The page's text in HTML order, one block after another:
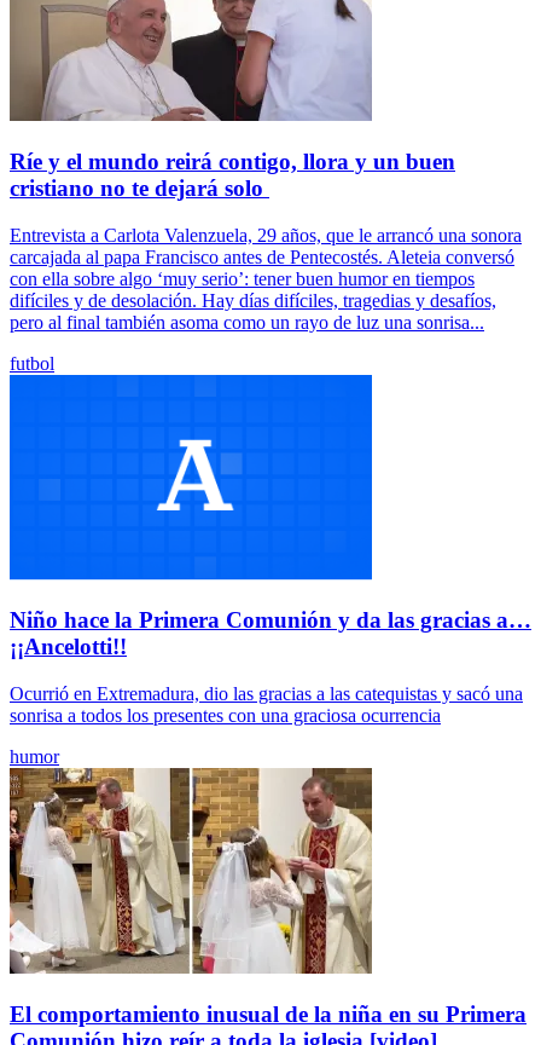
Ríe y el mundo reirá contigo, llora y un buen
cristiano no te dejará solo
Entrevista a Carlota Valenzuela, 29 años, que le arrancó una sonora
carcajada al papa Francisco antes de Pentecostés. Aleteia conversó
con ella sobre algo ‘muy serio’: tener buen humor en tiempos
difíciles y de desolación. Hay días difíciles, tragedias y desafíos,
pero al final también asoma como un rayo de luz una sonrisa...
futbol
Niño hace la Primera Comunión y da las gracias a…
¡¡Ancelotti!!
Ocurrió en Extremadura, dio las gracias a las catequistas y sacó una
sonrisa a todos los presentes con una graciosa ocurrencia
humor
El comportamiento inusual de la niña en su Primera